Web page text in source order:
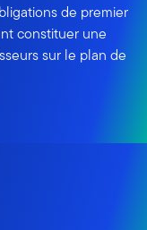
de premier
constituer une
sur le plan de